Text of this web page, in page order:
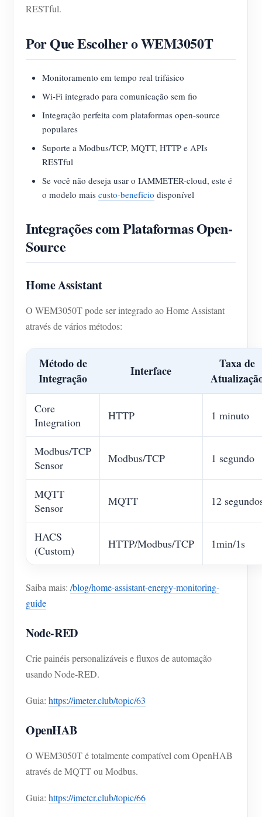
RESTful.
Por Que Escolher o WEM3050T
Monitoramento em tempo real trifásico
Wi-Fi integrado para comunicação sem fio
Integração perfeita com plataformas open-source
populares
Suporte a Modbus/TCP, MQTT, HTTP e APIs
RESTful
Se você não deseja usar o IAMMETER-cloud, este é
o modelo mais custo-benefício disponível
Integrações com Plataformas Open-
Source
Home Assistant
O WEM3050T pode ser integrado ao Home Assistant
através de vários métodos:
Método de
Integração
Interface
Taxa de
Core
Integration
HTTP 1 minuto
Modbus/TCP
Sensor
Modbus/TCP 1 segundo
MQTT
Sensor
MQTT 12
HACS
(Custom)
HTTP/Modbus/TCP 1min/1s
Saiba mais: /blog/home-assistant-energy-monitoring-
guide
Node-RED
Crie painéis personalizáveis e fluxos de automação
usando Node-RED.
Guia: https://imeter.club/topic/63
OpenHAB
O WEM3050T é totalmente compatível com OpenHAB
através de MQTT ou Modbus.
Guia: https://imeter.club/topic/66